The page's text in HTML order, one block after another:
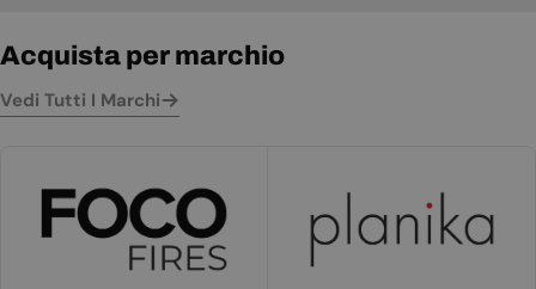
Acquista per marchio
Vedi Tutti I Marchi